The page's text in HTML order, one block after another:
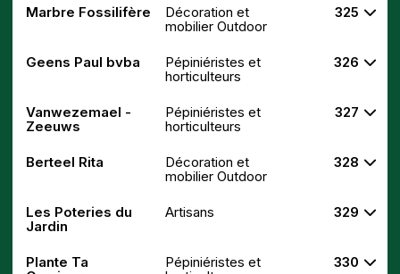
Marbre Fossilifère
Décoration et
mobilier Outdoor
325
Geens Paul bvba
Pépiniéristes et
horticulteurs
326
Vanwezemael -
Zeeuws
Pépiniéristes et
horticulteurs
327
Berteel Rita
Décoration et
mobilier Outdoor
328
Les Poteries du
Jardin
Artisans 329
Plante Ta
Pépiniéristes et
330